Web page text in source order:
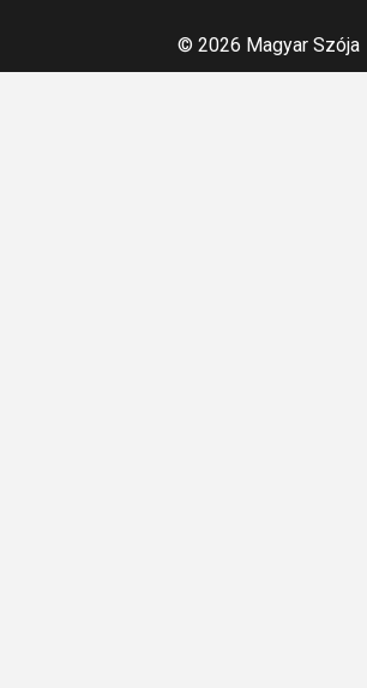
© 2026 Magyar Szója